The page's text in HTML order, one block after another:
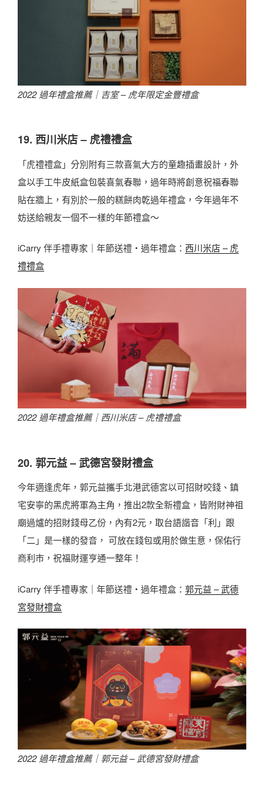
2022 過年禮盒推薦｜ 吉室 – 虎年限定金豐禮盒
19. 西川米店 – 虎禮禮盒
「虎禮禮盒」分別附有三款喜氣大方的童趣插畫設計，外
盒以手工牛皮紙盒包裝喜氣春聯，過年時將創意祝福春聯
貼在牆上，有別於一般的糕餅肉乾過年禮盒，今年過年不
妨送給親友一個不一樣的年節禮盒～
iCarry 伴手禮專家｜年節送禮・過年禮盒： 西川米店 – 虎
禮禮盒
2022 過年禮盒推薦｜ 西川米店 – 虎禮禮盒
20. 郭元益 – 武德宮發財禮盒
今年適逢虎年，郭元益攜手北港武德宮以可招財咬錢、鎮
宅安寧的黑虎將軍為主角，推出2款全新禮盒，皆附財神祖
廟過爐的招財錢母乙份，內有2元，取台語諧音「利」跟
「二」是一樣的發音， 可放在錢包或用於做生意，保佑行
商利市，祝福財運亨通一整年！
iCarry 伴手禮專家｜年節送禮・過年禮盒： 郭元益 – 武德
宮發財禮盒
2022 過年禮盒推薦｜ 郭元益 – 武德宮發財禮盒